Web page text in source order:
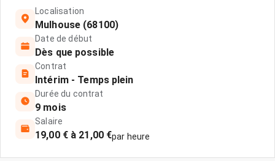
Localisation
Mulhouse (68100)
Date de début
Dès que possible
Contrat
Intérim - Temps plein
Durée du contrat
9 mois
Salaire
19,00 € à 21,00 €par heure